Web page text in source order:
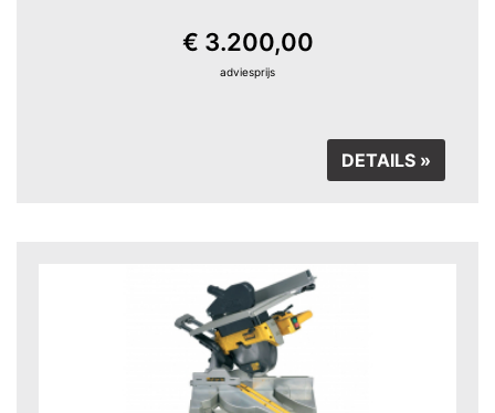
€ 3.200,00
adviesprijs
DETAILS »